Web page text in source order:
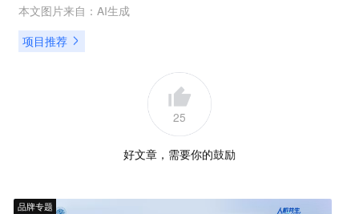
本文图片来自： AI生成
项目推荐
25
好文章，需要你的鼓励
品牌专题